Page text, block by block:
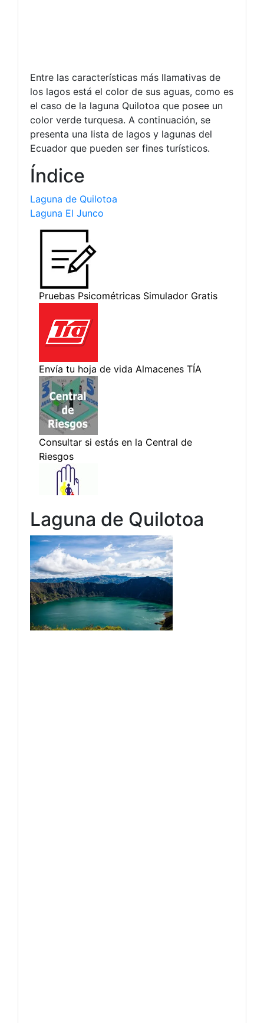
Entre las características más llamativas de
los lagos está el color de sus aguas, como es
el caso de la laguna Quilotoa que posee un
color verde turquesa. A continuación, se
presenta una lista de lagos y lagunas del
Ecuador que pueden ser fines turísticos.
Índice
Laguna de Quilotoa
Laguna El Junco
Laguna de Quilotoa